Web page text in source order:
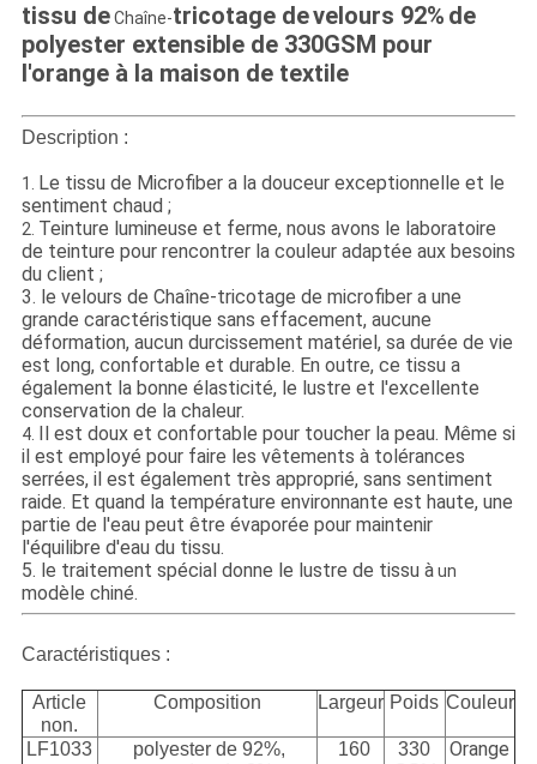
tissu deChaîne-tricotage develours 92% de
polyester extensible de 330GSM pour
l'orange à la maison de textile
Description :
1. Le tissu de Microfiber a la douceur exceptionnelle et le
sentiment chaud ;
2. Teinture lumineuse et ferme, nous avons le laboratoire
de teinture pour rencontrer la couleur adaptée aux besoins
du client ;
3. le velours de Chaîne-tricotage de microfiber a une
grande caractéristique sans effacement, aucune
déformation, aucun durcissement matériel, sa durée de vie
est long, confortable et durable. En outre, ce tissu a
également la bonne élasticité, le lustre et l'excellente
conservation de la chaleur.
4.
Il est doux et confortable pour toucher la peau. Même si
il est employé pour faire les vêtements à tolérances
serrées, il est également très approprié, sans sentiment
raide. Et quand la température environnante est haute, une
partie de l'eau peut être évaporée pour maintenir
l'équilibre d'eau du tissu.
5. le traitement spécial donne le lustre de tissu àun
modèle chiné.
Caractéristiques :
Article
non.
Composition Largeur Poids Couleur
LF1033
polyester de 92%,
160
330
Orange